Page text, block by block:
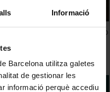
Informació
Barcelona utilitza galetes
de gestionar les
informació perquè accediu
- Garantizando el Futuro
Patrimonio Cultural